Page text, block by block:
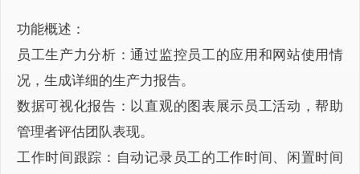
功能概述：
员工生产力分析：通过监控员工的应用和网站使用情
况，生成详细的生产力报告。
数据可视化报告：以直观的图表展示员工活动，帮助
管理者评估团队表现。
工作时间跟踪：自动记录员工的工作时间、闲置时间